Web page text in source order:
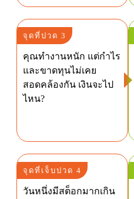
จุดที่ปวด 3
คุณทำงานหนัก แต่กำไร
และขาดทุนไม่เคย
สอดคล้องกัน เงินจะไป
ไหน?
จุดที่เจ็บปวด 4
วันหนึ่งมีสต็อกมากเกิน